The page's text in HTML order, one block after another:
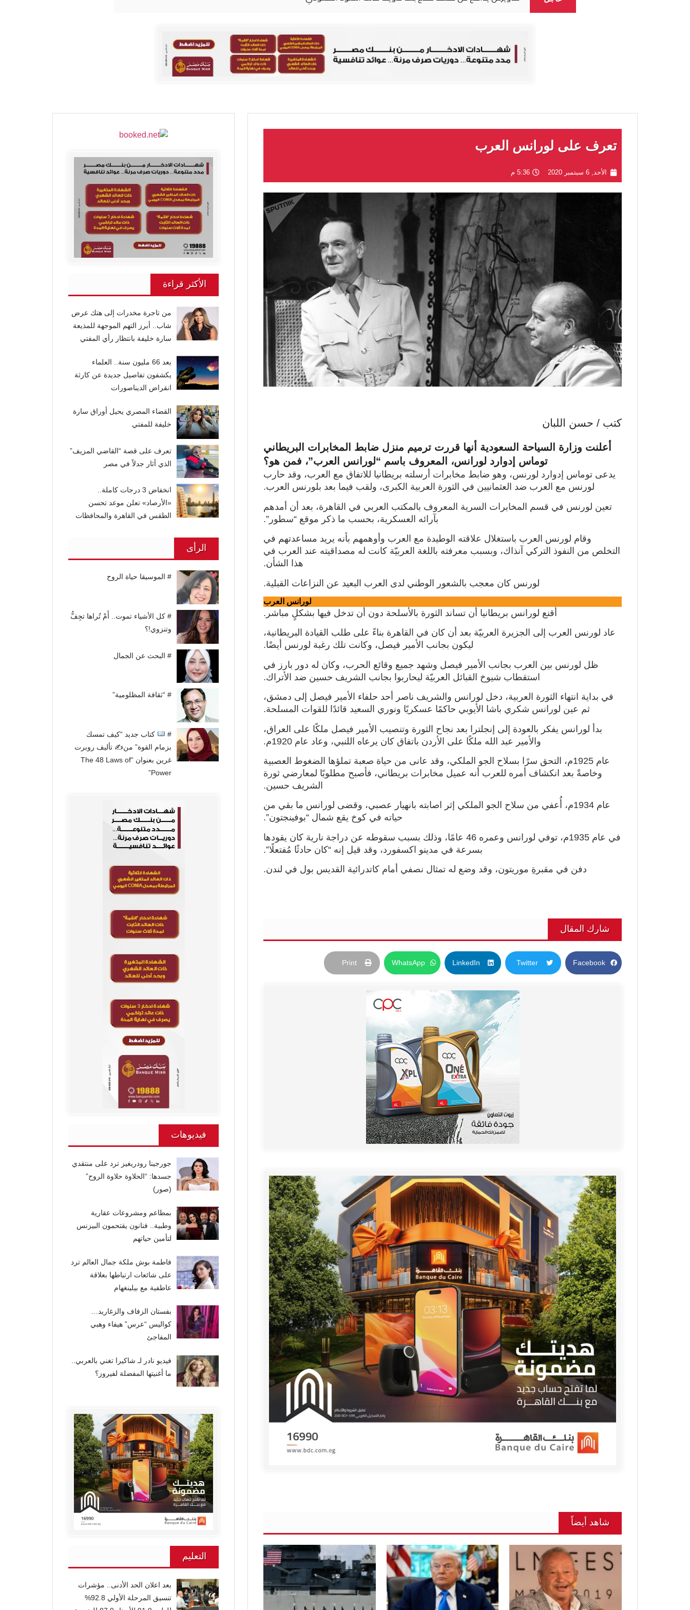
تعرف على لورانس العرب
الأحد, 6 سبتمبر 2020 5:36 م
كتب / حسن اللبان
أعلنت وزارة السياحة السعودية أنها قررت ترميم منزل ضابط المخابرات البريطاني
توماس إدوارد لورانس، المعروف باسم “لورانس العرب”، فمن هو؟
يدعى توماس إدوارد لورنس، وهو ضابط مخابرات أرسلته بريطانيا للاتفاق مع العرب، وقد حارب
لورنس مع العرب ضد العثمانيين في الثورة العربية الكبرى، ولقب فيما بعد بلورنس العرب.
تعين لورنس في قسم المخابرات السرية المعروف بالمكتب العربي في القاهرة، بعد أن أمدهم
بآرائه العسكرية، بحسب ما ذكر موقع “سطور”.
وقام لورنس العرب باستغلال علاقته الوطيدة مع العرب وأوهمهم بأنه يريد مساعدتهم في
التخلص من النفوذ التركي آنذاك، وبسبب معرفته باللغة العربيّة كانت له مصداقيته عند العرب في
هذا الشأن.
لورنس كان معجب بالشعور الوطني لدى العرب البعيد عن النزاعات القبلية.
لورانس العرب
أقنع لورانس بريطانيا أن تساند الثورة بالأسلحة دون أن تدخل فيها بشكلٍ مباشر.
عاد لورنس العرب إلى الجزيرة العربيّة بعد أن كان في القاهرة بناءً على طلب القيادة البريطانية،
ليكون بجانب الأمير فيصل، وكانت تلك رغبة لورنس أيضًا.
ظل لورنس بين العرب بجانب الأمير فيصل وشهد جميع وقائع الحرب، وكان له دور بارز في
استقطاب شيوخ القبائل العربيّة ليحاربوا بجانب الشريف حسين ضد الأتراك.
في بداية انتهاء الثورة العربية، دخل لورانس والشريف ناصر أحد حلفاء الأمير فيصل إلى دمشق،
ثم عين لورانس شكري باشا الأيوبي حاكمًا عسكريًا ونوري السعيد قائدًا للقوات المسلحة.
بدأ لورانس يفكر بالعودة إلى إنجلترا بعد نجاح الثورة وتنصيب الأمير فيصل ملكًا على العراق،
والأمير عبد الله ملكًا على الأردن باتفاق كان يرعاه اللنبي، وعاد عام 1920م.
عام 1925م، التحق سرًا بسلاح الجو الملكي، وقد عانى من حياة صعبة تملؤها الضغوط العصبية
وخاصةً بعد انكشاف أمره للعرب أنه عميل مخابرات بريطاني، فأصبح مطلوبًا لمعارضي ثورة
الشريف حسين.
عام 1934م، أُعفي من سلاح الجو الملكي إثر اصابته بانهيار عصبي، وقضى لورانس ما بقي من
حياته في كوخ يقع شمال “بوفينجتون”.
في عام 1935م، توفي لورانس وعمره 46 عامًا، وذلك بسبب سقوطه عن دراجة نارية كان يقودها
بسرعة في مدينو اكسفورد، وقد قيل إنه “كان حادثًا مُفتعلًا”.
دفن في مقبرةِ موريتون، وقد وضع له تمثال نصفي أمام كاتدرائية القديس بول في لندن.
شارك المقال
Facebook
Twitter
LinkedIn
WhatsApp
Print
شاهد أيضاً
الأكثر قراءة
من تاجرة مخدرات إلى هتك عرض
شاب.. أبرز التهم الموجهة للمذيعة
سارة خليفة بانتظار رأي المفتي
بعد 66 مليون سنة.. العلماء
يكشفون تفاصيل جديدة عن كارثة
انقراض الديناصورات
القضاء المصري يحيل أوراق سارة
خليفة للمفتي
تعرف على قصة “القاضي المزيف”
الذي أثار جدلاً في مصر
انخفاض 3 درجات كاملة..
«الأرصاد» تعلن موعد تحسن
الطقس في القاهرة والمحافظات
الرأى
# الموسيقا حياة الروح
# كل الأشياء تموت.. أَمْ تُراها تجِفُّ
وتنزوي!؟
# البحث عن الجمال
# “ثقافة المظلومية”
#
كتاب جديد “كيف تمسك
بزمام القوة” من✍ تأليف روبرت
غرين بعنوان “The 48 Laws of
Power”
فيديوهات
جورجينا رودريغيز ترد على منتقدي
جسدها: “الحلاوة حلاوة الروح”
(صور)
بمطاعم ومشروعات عقارية
وطبية.. فنانون يقتحمون البيزنس
لتأمين حياتهم
فاطمة بوش ملكة جمال العالم ترد
على شائعات ارتباطها بعلاقة
عاطفية مع بيلينغهام
بفستان الزفاف والزغاريد…
كواليس “عرس” هيفاء وهبي
المفاجئ
فيديو نادر لـ شاكيرا تغني بالعربي..
ما أغنيتها المفضلة لفيروز؟
التعليم
بعد اعلان الحد الأدنى.. مؤشرات
تنسيق المرحلة الأولي 92.8%